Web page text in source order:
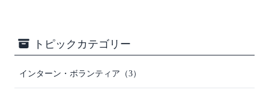
トピックカテゴリー
インターン・ボランティア（3）